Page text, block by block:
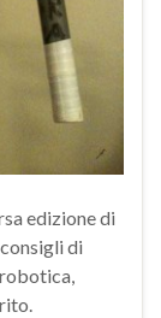
edizione di
di